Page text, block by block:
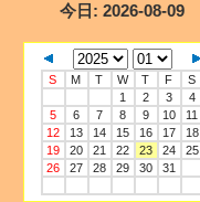
今日 : 2026-08-09
S M T W T F
S
1
2 3
4
5
6 7 8 9 10
11
12
13 14 15 16 17
18
19
20 21 22 23 24
25
26
27 28 29 30 31